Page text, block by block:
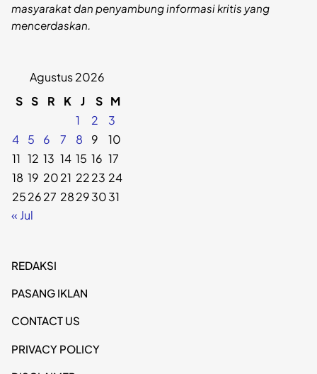
masyarakat dan penyambung informasi kritis yang
mencerdaskan.
Agustus 2026
S S R K J S M
1
2
3
4
5 6 7 8 9
10
11 12 13 14 15 16 17
18 19 2021 2223 24
252627 28293031
« Jul
REDAKSI
PASANG IKLAN
CONTACT US
PRIVACY POLICY